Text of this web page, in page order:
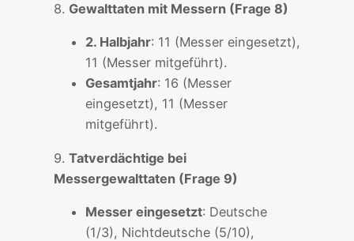
8. Gewalttaten mit Messern (Frage 8)
2. Halbjahr: 11 (Messer eingesetzt),
11 (Messer mitgeführt).
Gesamtjahr: 16 (Messer
eingesetzt), 11 (Messer
mitgeführt).
9. Tatverdächtige bei
Messergewalttaten (Frage 9)
Messer eingesetzt: Deutsche
(1/3), Nichtdeutsche (5/10),